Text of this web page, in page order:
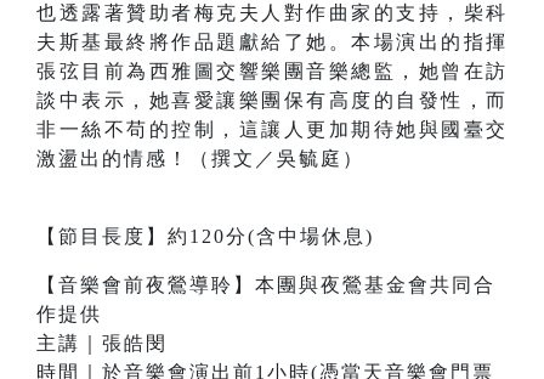
也透露著贊助者梅克夫人對作曲家的支持，柴科
夫斯基最終將作品題獻給了她。本場演出的指揮
張弦目前為西雅圖交響樂團音樂總監，她曾在訪
談中表示，她喜愛讓樂團保有高度的自發性，而
非一絲不苟的控制，這讓人更加期待她與國臺交
激盪出的情感！（撰文／吳毓庭）
【節目長度】約120分(含中場休息)
【音樂會前夜鶯導聆】本團與夜鶯基金會共同合
作提供
主講｜張皓閔
時間｜於音樂會演出前1小時(憑當天音樂會門票